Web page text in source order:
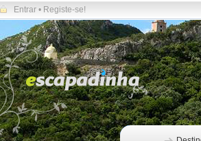
Entrar • Registe-se!